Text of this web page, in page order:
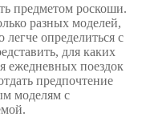
предметом роскоши.
разных моделей,
определиться с
для каких
ежедневных поездок
предпочтение
моделям с